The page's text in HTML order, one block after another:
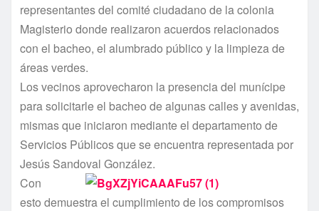
representantes del comité ciudadano de la colonia
Magisterio donde realizaron acuerdos relacionados
con el bacheo, el alumbrado público y la limpieza de
áreas verdes.
Los vecinos aprovecharon la presencia del muní­cipe
para solicitarle el bacheo de algunas calles y avenidas,
mismas que iniciaron mediante el departamento de
Servicios Públicos que se encuentra representada por
Jesús Sandoval González.
Con
esto demuestra el cumplimiento de los compromisos